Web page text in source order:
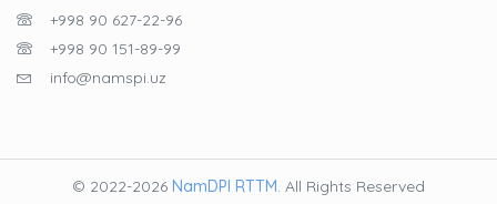
+998 90 627-22-96
+998 90 151-89-99
info@namspi.uz
© 2022-2026 NamDPI RTTM. All Rights Reserved